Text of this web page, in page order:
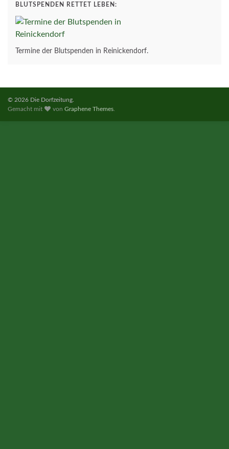
BLUTSPENDEN RETTET LEBEN:
Termine der Blutspenden in Reinickendorf.
© 2026 Die Dorfzeitung.
Gemacht mit
vonGraphene Themes